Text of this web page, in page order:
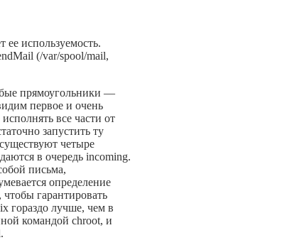
ее используемость.
(/var/spool/mail,
прямоугольники —
первое и очень
все части от
запустить ту
четыре
в очередь incoming.
письма,
определение
гарантировать
гораздо лучше, чем в
командой chroot, и